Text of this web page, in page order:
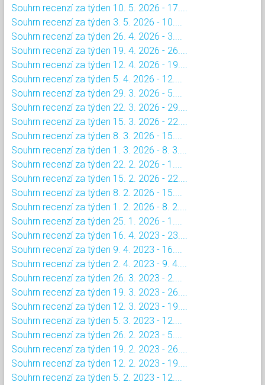
Souhrn recenzí za týden 10. 5. 2026 - 17....
Souhrn recenzí za týden 3. 5. 2026 - 10....
Souhrn recenzí za týden 26. 4. 2026 - 3....
Souhrn recenzí za týden 19. 4. 2026 - 26....
Souhrn recenzí za týden 12. 4. 2026 - 19....
Souhrn recenzí za týden 5. 4. 2026 - 12....
Souhrn recenzí za týden 29. 3. 2026 - 5....
Souhrn recenzí za týden 22. 3. 2026 - 29....
Souhrn recenzí za týden 15. 3. 2026 - 22....
Souhrn recenzí za týden 8. 3. 2026 - 15....
Souhrn recenzí za týden 1. 3. 2026 - 8. 3....
Souhrn recenzí za týden 22. 2. 2026 - 1....
Souhrn recenzí za týden 15. 2. 2026 - 22....
Souhrn recenzí za týden 8. 2. 2026 - 15....
Souhrn recenzí za týden 1. 2. 2026 - 8. 2....
Souhrn recenzí za týden 25. 1. 2026 - 1....
Souhrn recenzí za týden 16. 4. 2023 - 23....
Souhrn recenzí za týden 9. 4. 2023 - 16....
Souhrn recenzí za týden 2. 4. 2023 - 9. 4....
Souhrn recenzí za týden 26. 3. 2023 - 2....
Souhrn recenzí za týden 19. 3. 2023 - 26....
Souhrn recenzí za týden 12. 3. 2023 - 19....
Souhrn recenzí za týden 5. 3. 2023 - 12....
Souhrn recenzí za týden 26. 2. 2023 - 5....
Souhrn recenzí za týden 19. 2. 2023 - 26....
Souhrn recenzí za týden 12. 2. 2023 - 19....
Souhrn recenzí za týden 5. 2. 2023 - 12....